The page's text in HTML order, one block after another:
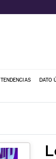
TENDENCIAS DATO